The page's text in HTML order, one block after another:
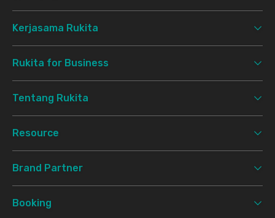
Kerjasama Rukita
Rukita for Business
Tentang Rukita
Resource
Brand Partner
Booking